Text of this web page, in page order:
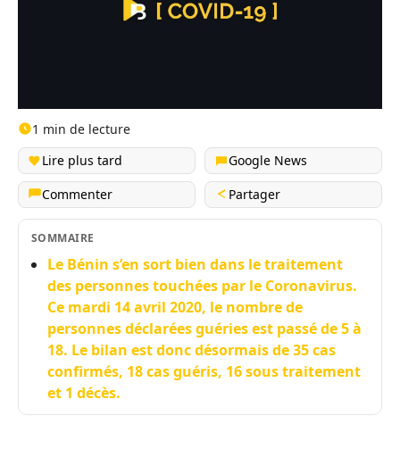
1 min de lecture
Lire plus tard
Google News
Commenter
Partager
SOMMAIRE
Le Bénin s’en sort bien dans le traitement
des personnes touchées par le Coronavirus.
Ce mardi 14 avril 2020, le nombre de
personnes déclarées guéries est passé de 5 à
18. Le bilan est donc désormais de 35 cas
confirmés, 18 cas guéris, 16 sous traitement
et 1 décès.